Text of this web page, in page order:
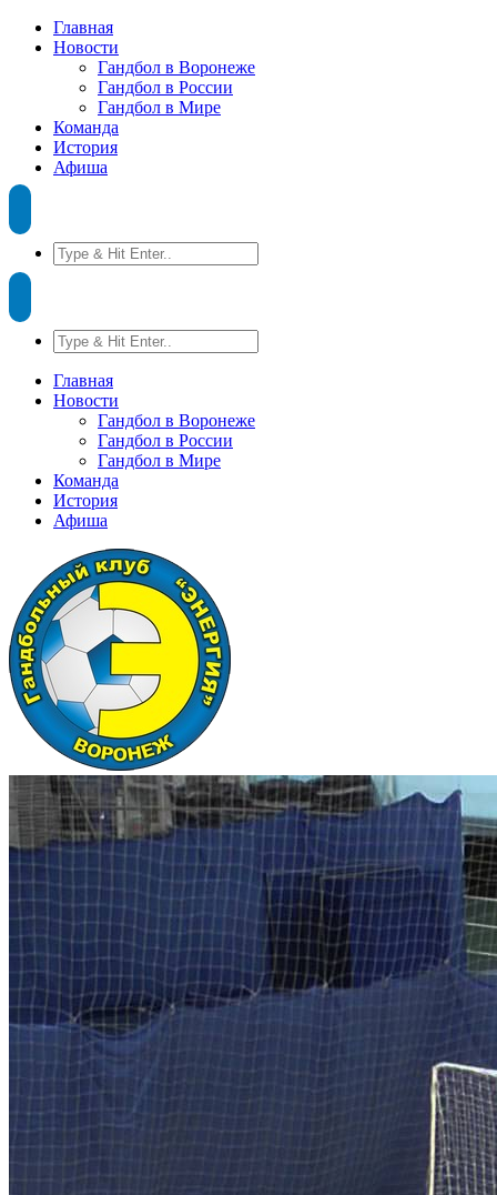
Главная
Новости
Гандбол в Воронеже
Гандбол в России
Гандбол в Мире
Команда
История
Афиша
Главная
Новости
Гандбол в Воронеже
Гандбол в России
Гандбол в Мире
Команда
История
Афиша